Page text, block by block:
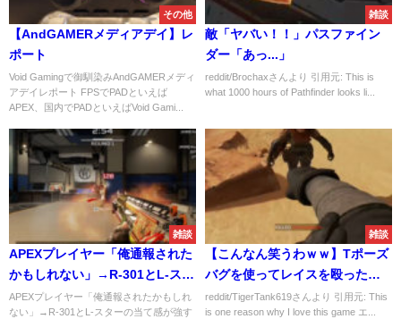
その他
【AndGAMERメディアデイ】レ
ポート
Void Gamingで御馴染みAndGAMERメディ
アデイレポート FPSでPADといえば
APEX、国内でPADといえばVoid Gami...
雑談
敵「ヤバい！！」パスファイン
ダー「あっ...」
reddit/Brochaxさんより 引用元: This is
what 1000 hours of Pathfinder looks li...
雑談
APEXプレイヤー「俺通報された
かもしれない」→R-301とL-スタ
ーの当て感が強すぎるｗｗｗ
APEXプレイヤー「俺通報されたかもしれ
ない」→R-301とL-スターの当て感が強す
雑談
【こんなん笑うわｗｗ】Tポーズ
バグを使ってレイスを殴った結
果・・・
reddit/TigerTank619さんより 引用元: This
is one reason why I love this game エ...